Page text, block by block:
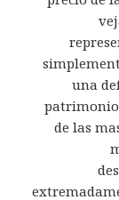
una
patrimonio
de las